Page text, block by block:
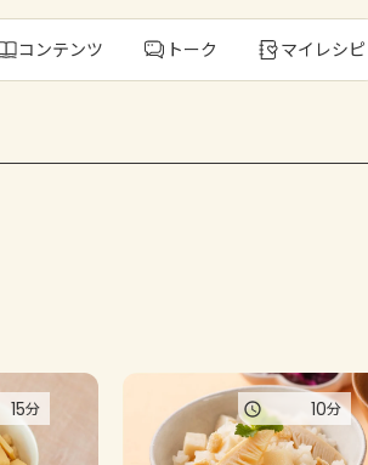
コンテンツ トーク マイレシピ
15分 10分